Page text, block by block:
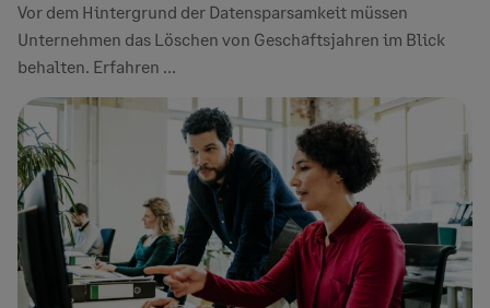
Vor dem Hintergrund der Datensparsamkeit müssen
Unternehmen das Löschen von Geschäftsjahren im Blick
behalten. Erfahren ...